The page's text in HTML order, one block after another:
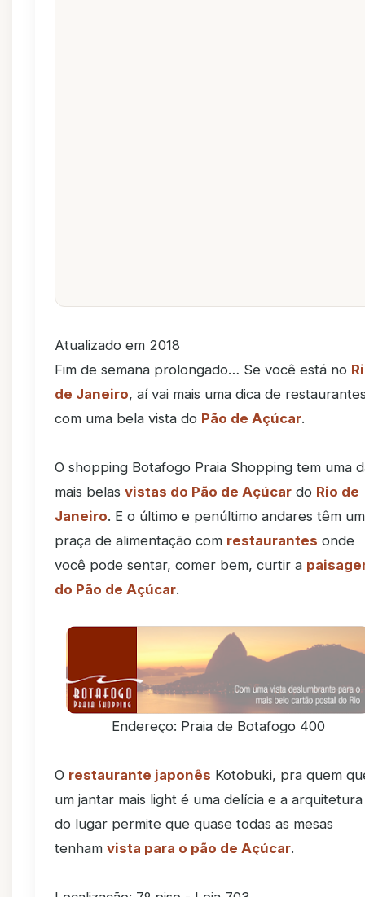
Atualizado em 2018
Fim de semana prolongado… Se você está no
de Janeiro, aí vai mais uma dica de
com uma bela vista do Pão de Açúcar.
O shopping Botafogo Praia Shopping tem uma
mais belas vistas do Pão de Açúcar do Rio de
Janeiro. E o último e penúltimo andares têm
praça de alimentação com restaurantes onde
você pode sentar, comer bem, curtir a
do Pão de Açúcar.
Endereço: Praia de Botafogo 400
O restaurante japonês Kotobuki, pra quem
um jantar mais light é uma delícia e a arquitetura
do lugar permite que quase todas as mesas
tenham vista para o pão de Açúcar.